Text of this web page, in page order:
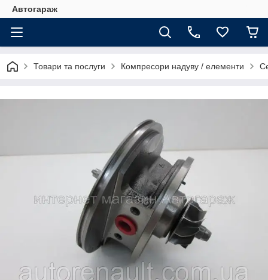
Автогараж
Товари та послуги Компресори надуву / елементи